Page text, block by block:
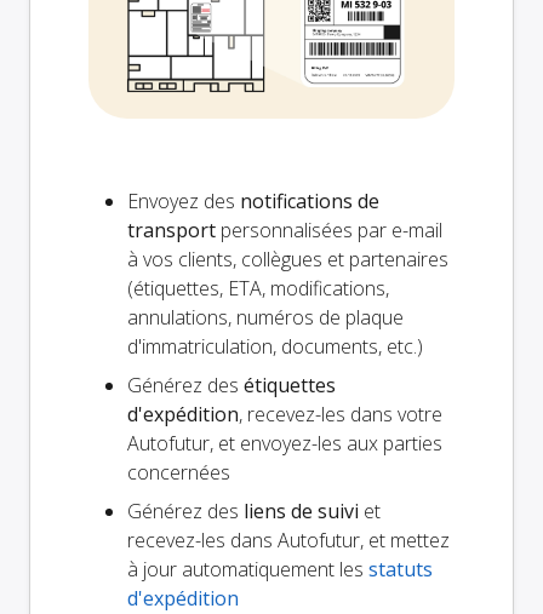
Envoyez des notifications de
transport personnalisées par e-mail
à vos clients, collègues et partenaires
(étiquettes, ETA, modifications,
annulations, numéros de plaque
d'immatriculation, documents, etc.)
Générez des étiquettes
d'expédition, recevez-les dans votre
Autofutur, et envoyez-les aux parties
concernées
Générez des liens de suivi et
recevez-les dans Autofutur, et mettez
à jour automatiquement les statuts
d'expédition